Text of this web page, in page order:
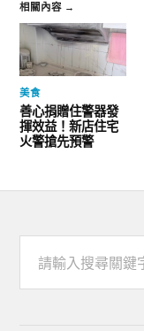
相關內容 →
美食
善心捐贈住警器發
揮效益！新店住宅
火警搶先預警